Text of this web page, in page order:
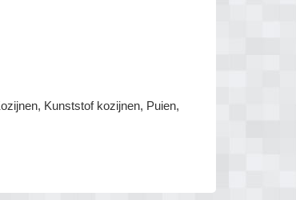
Kunststof kozijnen, Puien,